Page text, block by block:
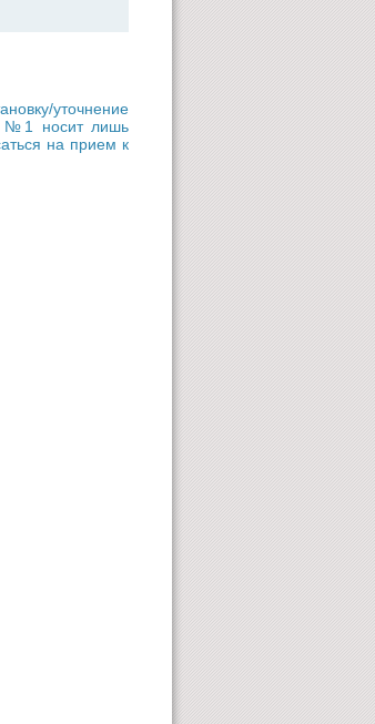
уточнение
№1 носит лишь
на прием к